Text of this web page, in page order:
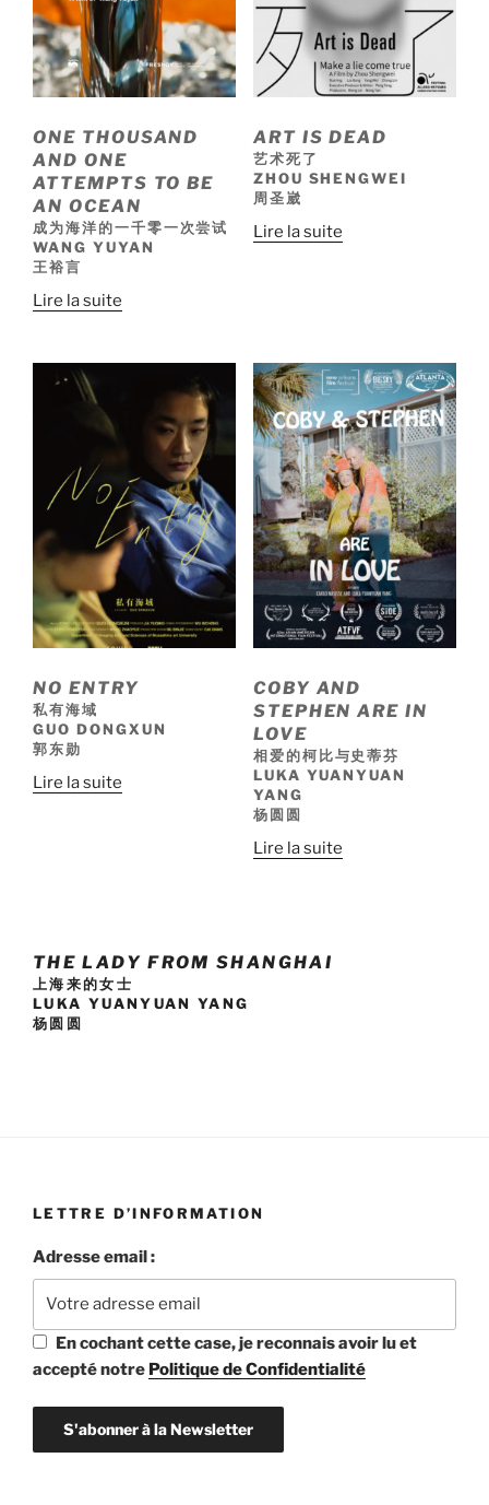
ONE THOUSAND
AND ONE
ATTEMPTS TO BE
AN OCEAN
成为海洋的一千零一次尝试
WANG YUYAN
王裕言
Lire la suite
ART IS DEAD
艺术死了
ZHOU SHENGWEI
周圣崴
Lire la suite
NO ENTRY
私有海域
GUO DONGXUN
郭东勋
Lire la suite
COBY AND
STEPHEN ARE IN
LOVE
相爱的柯比与史蒂芬
LUKA YUANYUAN
YANG
杨圆圆
Lire la suite
THE LADY FROM SHANGHAI
上海来的女士
LUKA YUANYUAN YANG
杨圆圆
LETTRE D’INFORMATION
Adresse email :
En cochant cette case, je reconnais avoir lu et
accepté notre Politique de Confidentialité